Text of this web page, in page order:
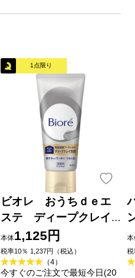
1点限り
ビオレ おうちｄｅエ
ステ ディープクレイ
洗顔 １８０ｇ 花王
本体1,125円
税率10％ 1,237円（税込）
（4）
今すぐのご注文で最短今日(20
本
税